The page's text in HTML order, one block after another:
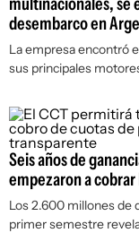
desembarco en
La empresa encontró
sus principales
Seis años de
empezaron a
Los 2.600 millones de
primer semestre